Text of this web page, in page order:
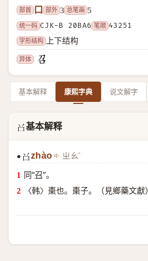
部首 口 部外 3 总笔画 5
统一码 CJK-B 20BA6 笔顺 43251
字形结构
上下结构
异体
基本解释 康熙字典 说文解字
𠮦基本解释
● 𠮦 zhào ㄓㄠˋ
同“召”。
〈韩〉棗也。棗子。（見鄉藥文獻）